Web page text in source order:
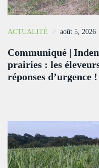
ACTUALITÉ août 5, 2026
Communiqué |
prairies : les
réponses d’urgence !